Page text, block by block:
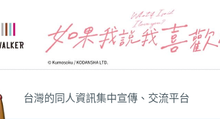
台灣的同人資訊集中宣傳、交流平台